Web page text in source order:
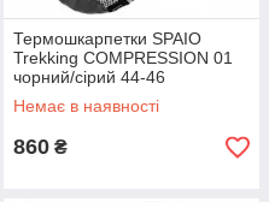
Термошкарпетки SPAIO
Trekking COMPRESSION 01
чорний/сірий 44-46
(5901282514313)
Немає в наявності
860 ₴